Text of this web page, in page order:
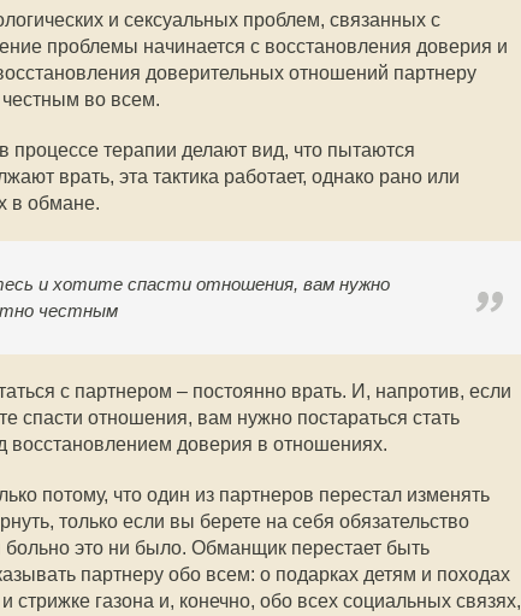
и сексуальных проблем, связанных с
проблемы начинается с восстановления доверия и
доверительных отношений партнеру
во всем.
терапии делают вид, что пытаются
врать, эта тактика работает, однако рано или
в обмане.
и хотите спасти отношения, вам нужно
честным
с партнером – постоянно врать. И, напротив, если
спасти отношения, вам нужно постараться стать
восстановлением доверия в отношениях.
потому, что один из партнеров перестал изменять
только если вы берете на себя обязательство
больно это ни было. Обманщик перестает быть
партнеру обо всем: о подарках детям и походах
стрижке газона и, конечно, обо всех социальных связях,